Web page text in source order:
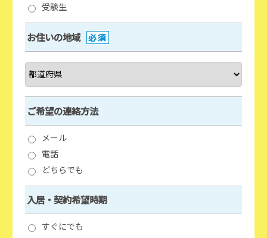
受験生
お住いの地域 必須
ご希望の連絡方法
メール
電話
どちらでも
入居・契約希望時期
すぐにでも